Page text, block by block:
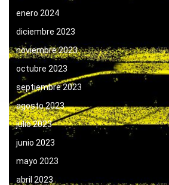
enero 2024
diciembre 2023
noviembre 2023
octubre 2023
septiembre 2023
agosto 2023
julio 2023
junio 2023
mayo 2023
abril 2023